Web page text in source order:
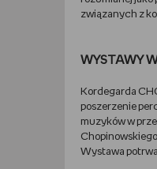
związanych z
WYSTAWY
Kordegarda
poszerzenie
muzyków w
Wystawa